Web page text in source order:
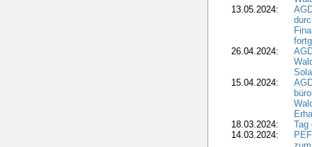
13.05.2024:
26.04.2024:
15.04.2024:
18.03.2024:
Tag
14.03.2024: